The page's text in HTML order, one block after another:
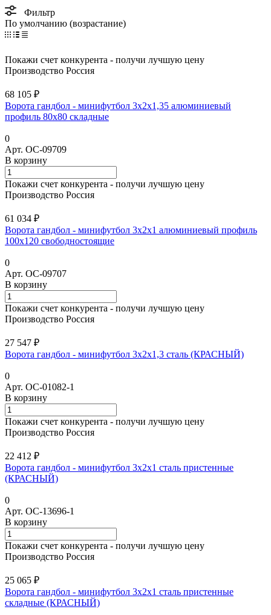
Фильтр
По умолчанию (возрастание)
Покажи счет конкурента - получи лучшую цену
Производство Россия
68 105 ₽
Ворота гандбол - минифутбол 3х2х1,35 алюминиевый
профиль 80х80 складные
0
Арт. ОС-09709
В корзину
Покажи счет конкурента - получи лучшую цену
Производство Россия
61 034 ₽
Ворота гандбол - минифутбол 3х2х1 алюминиевый профиль
100х120 свободностоящие
0
Арт. ОС-09707
В корзину
Покажи счет конкурента - получи лучшую цену
Производство Россия
27 547 ₽
Ворота гандбол - минифутбол 3х2х1,3 сталь (КРАСНЫЙ)
0
Арт. ОС-01082-1
В корзину
Покажи счет конкурента - получи лучшую цену
Производство Россия
22 412 ₽
Ворота гандбол - минифутбол 3х2х1 сталь пристенные
(КРАСНЫЙ)
0
Арт. ОС-13696-1
В корзину
Покажи счет конкурента - получи лучшую цену
Производство Россия
25 065 ₽
Ворота гандбол - минифутбол 3х2х1 сталь пристенные
складные (КРАСНЫЙ)